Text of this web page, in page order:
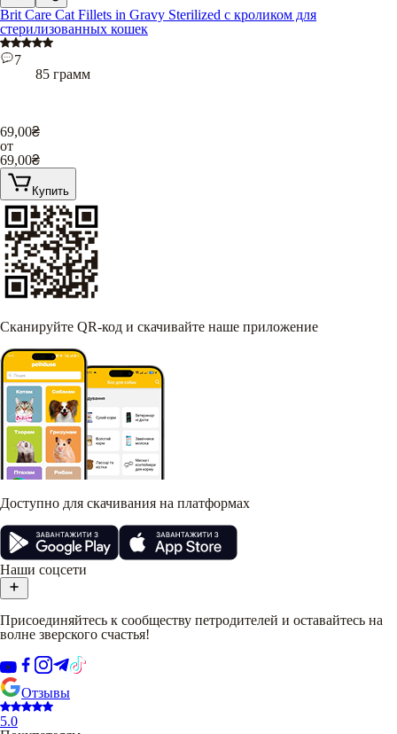
Brit Care Cat Fillets in Gravy Sterilized с кроликом для
стерилизованных кошек
7
85 грамм
69,00₴
от
69,00₴
Купить
Сканируйте QR-код и скачивайте наше приложение
Доступно для скачивания на платформах
Наши соцсети
Присоединяйтесь к сообществу петродителей и оставайтесь на
волне зверского счастья!
Отзывы
5.0